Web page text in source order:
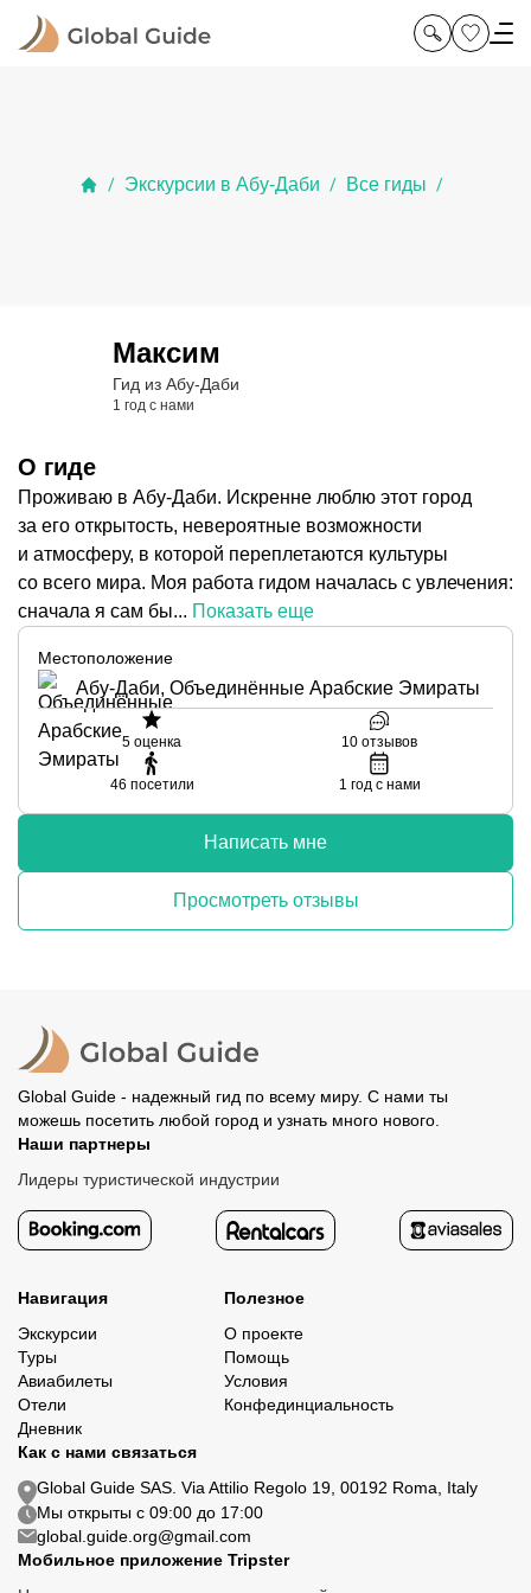
/ Экскурсии в Абу-Даби / Все гиды /
Максим
Гид из Абу-Даби
1 год с нами
О гиде
Проживаю в Абу-Даби. Искренне люблю этот город
за его открытость, невероятные возможности
и атмосферу, в которой переплетаются культуры
со всего мира. Моя работа гидом началась с увлечения:
сначала я сам бы... Показать еще
Местоположение
Абу-Даби, Объединённые Арабские Эмираты
5 оценка 10 отзывов
46 посетили 1 год с нами
Написать мне
Просмотреть отзывы
Global Guide - надежный гид по всему миру. С нами ты
можешь посетить любой город и узнать много нового.
Наши партнеры
Лидеры туристической индустрии
Навигация
Экскурсии
Туры
Авиабилеты
Отели
Дневник
Полезное
О проекте
Помощь
Условия
Конфединциальность
Как с нами связаться
Global Guide SAS. Via Attilio Regolo 19, 00192 Roma, Italy
Мы открыты с 09:00 до 17:00
global.guide.org@gmail.com
Мобильное приложение Tripster